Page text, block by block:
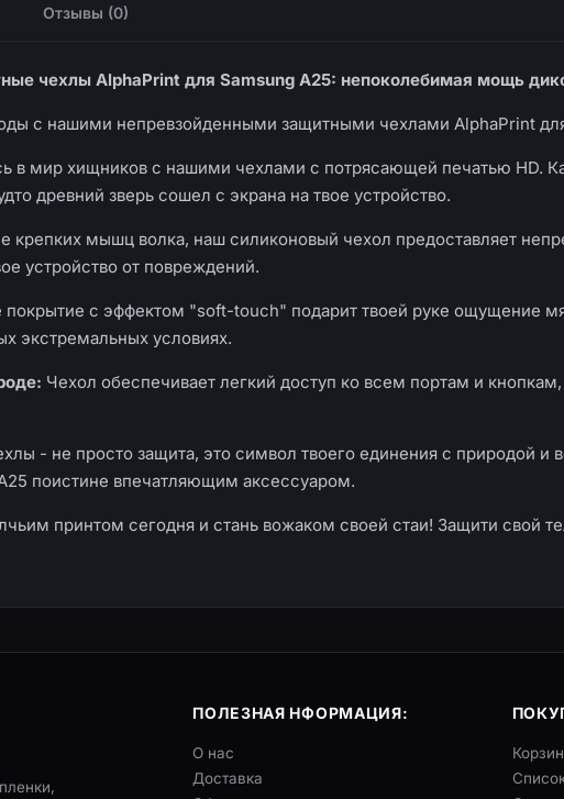
Отзывы (0)
чехлы AlphaPrint для Samsung A25: непоколебимая мощь
с нашими непревзойденными защитными чехлами AlphaPrint
в мир хищников с нашими чехлами с потрясающей печатью HD.
древний зверь сошел с экрана на твое устройство.
крепких мышц волка, наш силиконовый чехол предоставляет
устройство от повреждений.
с эффектом "soft-touch" подарит твоей руке ощущение
экстремальных условиях.
Чехол обеспечивает легкий доступ ко всем портам и
- не просто защита, это символ твоего единения с природой
поистине впечатляющим аксессуаром.
принтом сегодня и стань вожаком своей стаи! Защити свой
ПОЛЕЗНАЯ НФОРМАЦИЯ:
О нас
Доставка